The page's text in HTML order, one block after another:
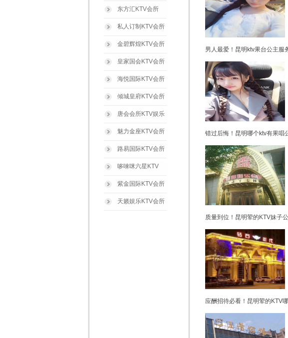
东方汇KTV会所
私人订制KTV会所
金碧辉煌KTV会所
皇家国会KTV会所
海悦国际KTV会所
倾城皇府KTV会所
唐会会所KTV娱乐
魅力金座KTV会所
路易国际KTV会所
哆唻咪六星KTV
紫金国际KTV会所
天籁娱乐KTV会所
男人最爱！昆明ktv果台公主服
错过后悔！昆明哪个ktv有果唱
质量到位！昆明荤的KTV妹子
应酬招待必看！昆明荤的KTV